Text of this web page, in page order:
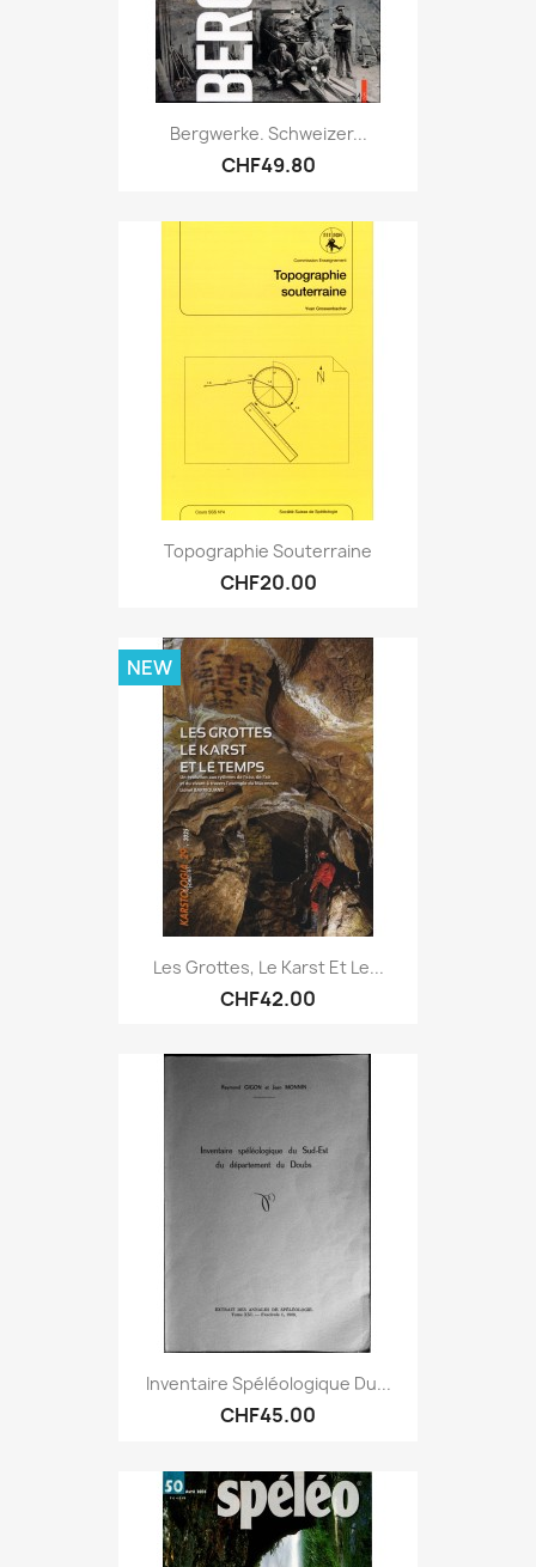
Bergwerke. Schweizer...
CHF49.80
Topographie Souterraine
CHF20.00
Les Grottes, Le Karst Et Le...
CHF42.00
NEW
Inventaire Spéléologique Du...
CHF45.00